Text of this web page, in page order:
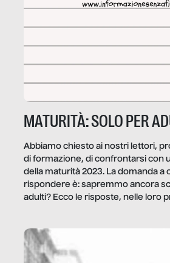
MATURITÀ: SOLO PER
Abbiamo chiesto ai nostri lettori,
di formazione, di confrontarsi con
della maturità 2023. La domanda a
rispondere è: sapremmo ancora
adulti? Ecco le risposte, nelle loro